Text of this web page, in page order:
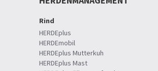
Rind
HERDEplus
HERDEmobil
HERDEplus Mutterkuh
HERDEplus Mast